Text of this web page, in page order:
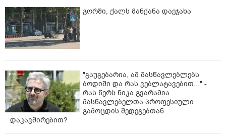
გორში, ქალს მანქანა დაეჯახა
"გაუგებარია, ამ მასწავლებლებს
ბოდიში და რას ვებლატავებით..." -
რას წერს ნიკა გვარამია
მასწავლებელთა პროფესიული
გამოცდის შედეგებთან
დაკავშირებით?